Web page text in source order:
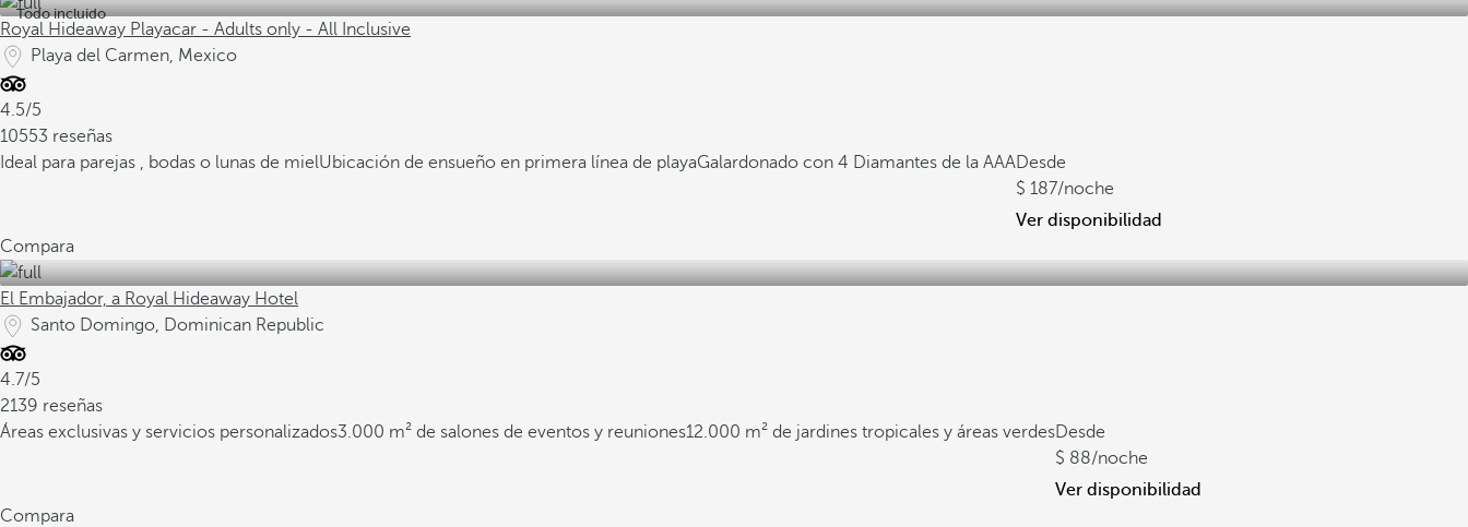
Todo incluido
Royal Hideaway Playacar - Adults only - All Inclusive
Playa del Carmen, Mexico
4.5/5
10553 reseñas
Ideal para parejas , bodas o lunas de mielUbicación de ensueño en primera línea de playaGalardonado con 4 Diamantes de la AAADesde
187/noche
Ver disponibilidad
Compara
El Embajador, a Royal Hideaway Hotel
Santo Domingo, Dominican Republic
4.7/5
2139 reseñas
Áreas exclusivas y servicios personalizados3.000 m² de salones de eventos y reuniones12.000 m² de jardines tropicales y áreas verdesDesde
88/noche
Ver disponibilidad
Compara